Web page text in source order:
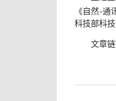
《自然-通
科技部科
文章链